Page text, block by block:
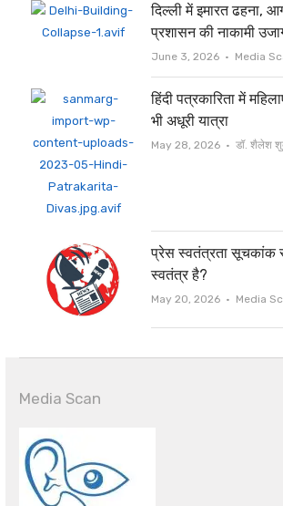
दिल्ली में इमारत ढहना,
प्रशासन की नाकामी
June 3, 2026 Author
Media
हिंदी पत्रकारिता में
भी अधूरी यात्रा
May 28, 2026 Author
डॉ. शैलेश
प्रेस स्वतंत्रता सूचकांक
स्वतंत्र है?
May 20, 2026 Author
Media
Media Scan